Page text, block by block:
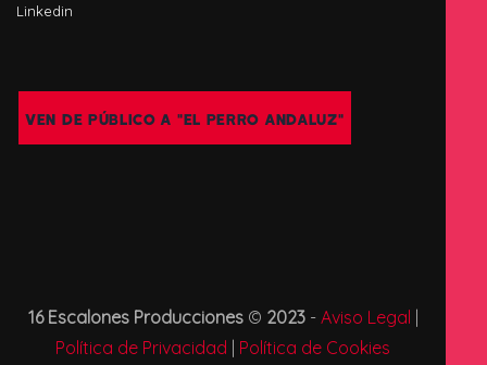
Linkedin
VEN DE PÚBLICO A "EL PERRO ANDALUZ"
16 Escalones Producciones© 2023- Aviso Legal |
Política de Privacidad | Política de Cookies